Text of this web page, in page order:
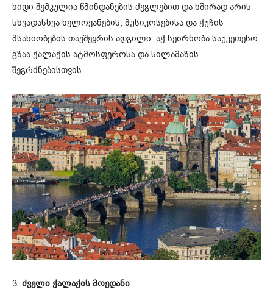
ხიდი შემკულია წმინდანების ძეგლებით და ხშირად არის
სხვადასხვა ხელოვანების, მუსიკოსებისა და ქუჩის
მსახიობების თავშეყრის ადგილი. აქ სეირნობა საუკეთესო
გზაა ქალაქის ატმოსფეროსა და სილამაზის
შეგრძნებისთვის.
3. ძველი ქალაქის მოედანი